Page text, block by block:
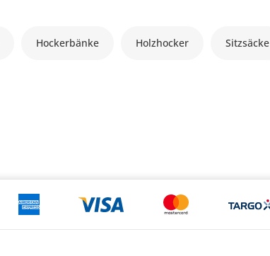
Hockerbänke Holzhocker Sitzsäcke